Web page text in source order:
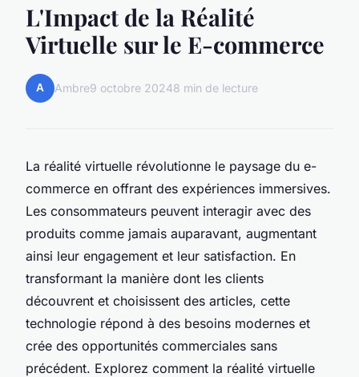
L'Impact de la Réalité
Virtuelle sur le E-commerce
A Ambre9 octobre 20248 min de lecture
La réalité virtuelle révolutionne le paysage du e-
commerce en offrant des expériences immersives.
Les consommateurs peuvent interagir avec des
produits comme jamais auparavant, augmentant
ainsi leur engagement et leur satisfaction. En
transformant la manière dont les clients
découvrent et choisissent des articles, cette
technologie répond à des besoins modernes et
crée des opportunités commerciales sans
précédent. Explorez comment la réalité virtuelle